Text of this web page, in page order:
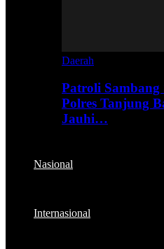
Daerah
Patroli Sambang
Polres Tanjung
Jauhi…
Nasional
Internasional